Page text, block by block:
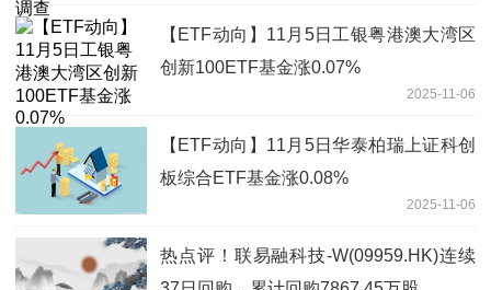
【ETF动向】11月5日工银粤港澳大湾区
创新100ETF基金涨0.07%
2025-11-06
【ETF动向】11月5日华泰柏瑞上证科创
板综合ETF基金涨0.08%
2025-11-06
热点评！联易融科技-W(09959.HK)连续